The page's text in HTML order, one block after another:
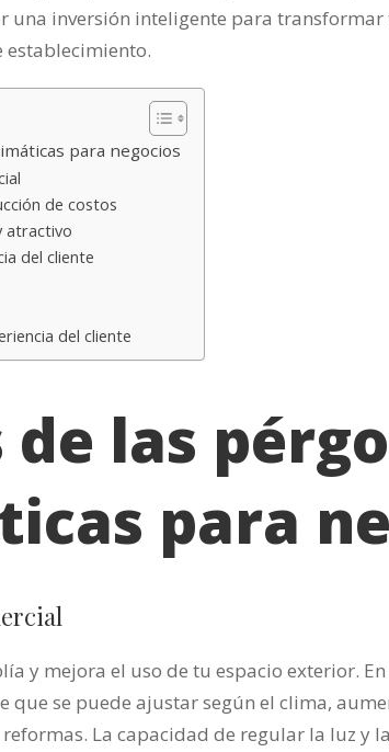
una inversión inteligente para
para negocios
de costos
atractivo
del cliente
del cliente
las
para
y mejora el uso de tu espacio exterior.
que se puede ajustar según el clima,
La capacidad de regular la luz y